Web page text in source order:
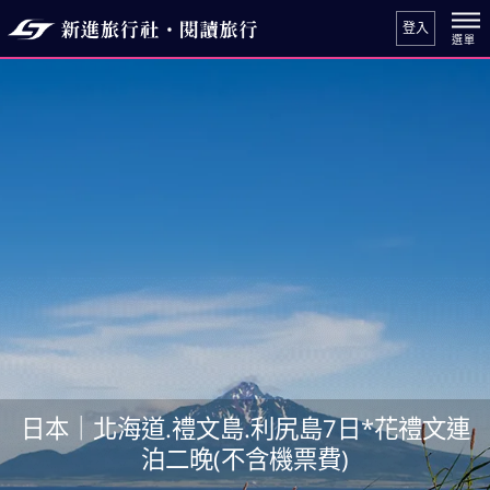
登入
日本｜北海道.禮文島.利尻島7日*花禮文連
泊二晚(不含機票費)